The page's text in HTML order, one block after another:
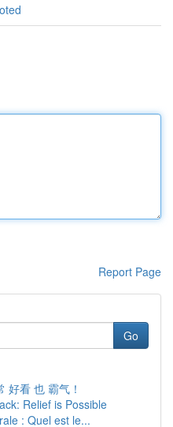
Report Page
Go
好看 也 霸气！
Relief is Possible
: Quel est le...